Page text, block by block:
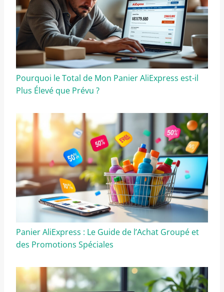
Pourquoi le Total de Mon Panier AliExpress est-il
Plus Élevé que Prévu ?
Panier AliExpress : Le Guide de l’Achat Groupé et
des Promotions Spéciales